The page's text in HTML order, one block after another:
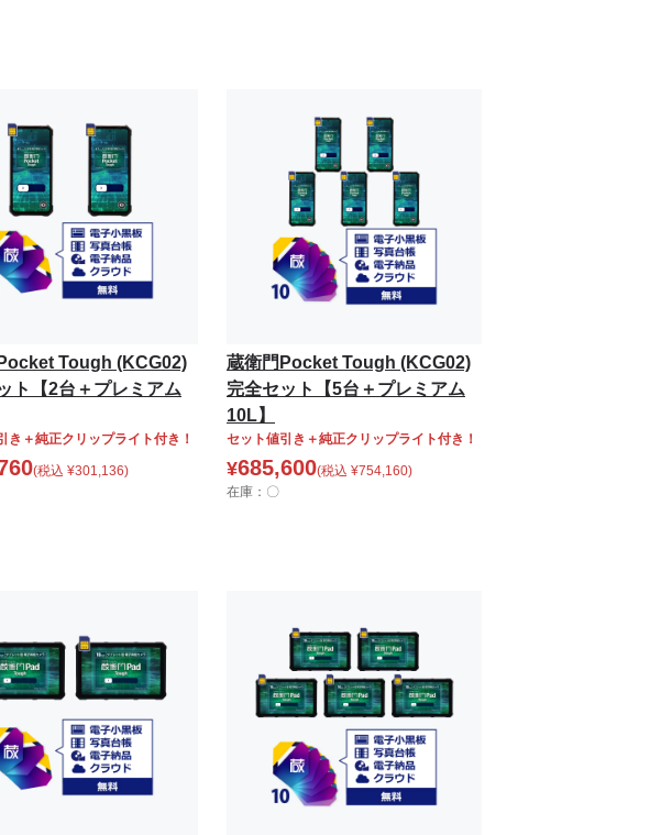
Tough (KCG02)
ト【2台＋プレミアム
き＋純正クリップライト付き！
(税込 ¥301,136)
蔵衛門Pocket Tough (KCG02)
完全セット【5台＋プレミアム
10L】
セット値引き＋純正クリップライト付き！
¥685,600(税込 ¥754,160)
在庫：〇